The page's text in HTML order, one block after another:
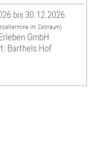
bis 30.12.2026
im Zeitraum)
GmbH
Barthels Hof